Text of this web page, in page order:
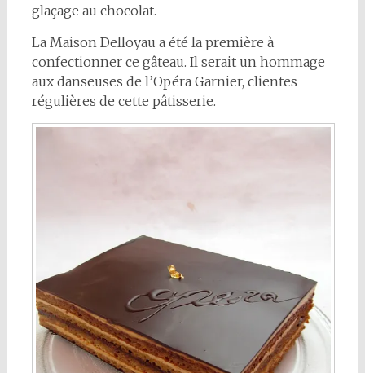
glaçage au chocolat.
La Maison Delloyau a été la première à
confectionner ce gâteau. Il serait un hommage
aux danseuses de l’Opéra Garnier, clientes
régulières de cette pâtisserie.